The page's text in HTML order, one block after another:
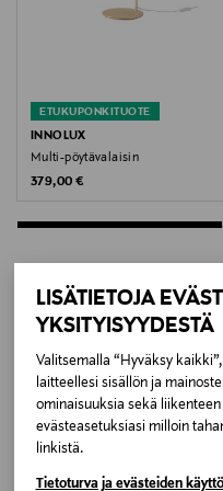
LISÄTIETOJA
YKSITYISYYDESTÄ
Valitsemalla “Hyväksy
laitteellesi sisällön ja
ominaisuuksia sekä
evästeasetuksiasi milloin
linkistä.
Tietoturva ja evästeiden käyttö
Valmistusmaa
Suomi
Valmistajan tuotenumero
Valmistaja
Valmistajan osoite
Sirrikuja 3 L, 00940
ETUKUPONKITUOTE
INNOLUX
Multi-pöytävalaisin
Original Price
379,00 €
LISÄÄ
TUOTTEITA